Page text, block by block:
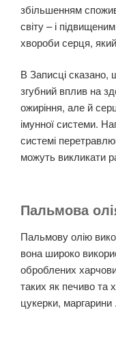
збільшенням
світу – і
хвороби серця,
В Записці
згубний вплив на
ожиріння, але й
імунної системи.
системі
можуть викликати
Пальмова
Пальмову олію
вона широко
оброблених
таких як печиво та
цукерки, маргарини .